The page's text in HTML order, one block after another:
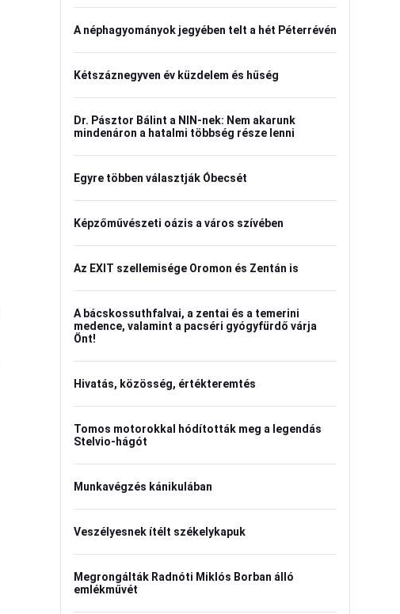
A néphagyományok jegyében telt a hét Péterrévén
Kétszáznegyven év küzdelem és hűség
Dr. Pásztor Bálint a NIN-nek: Nem akarunk
mindenáron a hatalmi többség része lenni
Egyre többen választják Óbecsét
Képzőművészeti oázis a város szívében
Az EXIT szellemisége Oromon és Zentán is
A bácskossuthfalvai, a zentai és a temerini
medence, valamint a pacséri gyógyfürdő várja
Önt!
Hivatás, közösség, értékteremtés
Tomos motorokkal hódították meg a legendás
Stelvio-hágót
Munkavégzés kánikulában
Veszélyesnek ítélt székelykapuk
Megrongálták Radnóti Miklós Borban álló
emlékművét